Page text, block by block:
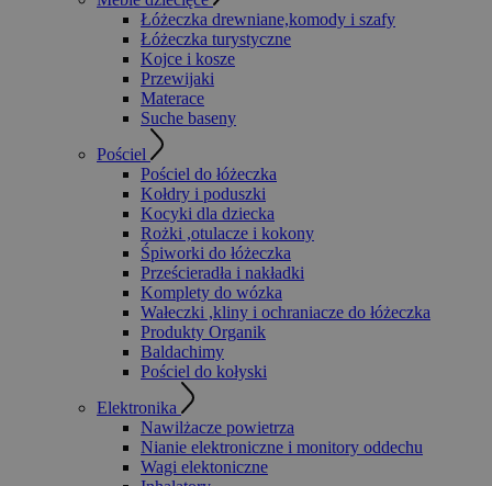
Łóżeczka drewniane,komody i szafy
Łóżeczka turystyczne
Kojce i kosze
Przewijaki
Materace
Suche baseny
Pościel
Pościel do łóżeczka
Kołdry i poduszki
Kocyki dla dziecka
Rożki ,otulacze i kokony
Śpiworki do łóżeczka
Prześcieradła i nakładki
Komplety do wózka
Wałeczki ,kliny i ochraniacze do łóżeczka
Produkty Organik
Baldachimy
Pościel do kołyski
Elektronika
Nawilżacze powietrza
Nianie elektroniczne i monitory oddechu
Wagi elektoniczne